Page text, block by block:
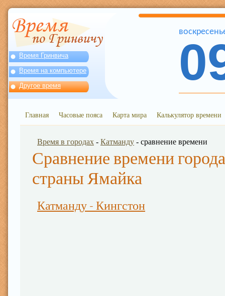
Время Гринвича
Время на компьютере
Другое время
Главная Часовые пояса Карта мира Калькулятор времени
Время в городах - Катманду - сравнение времени
Сравнение времени
страны Ямайка
Катманду - Кингстон